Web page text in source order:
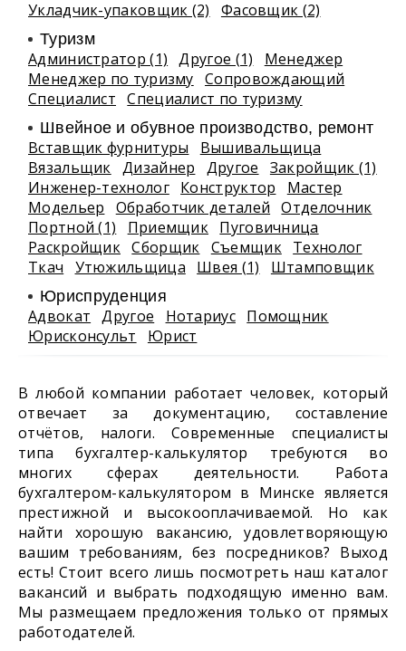
Укладчик-упаковщик (2) Фасовщик (2)
Туризм
Администратор (1) Другое (1)
Менеджер
Менеджер по туризму Сопровождающий
Специалист
Специалист по туризму
Швейное и обувное производство, ремонт
Вставщик фурнитуры
Вышивальщица
Вязальщик Дизайнер Другое
Закройщик (1)
Инженер-технолог Конструктор
Мастер
Модельер
Обработчик деталей
Отделочник
Портной (1)
Приемщик Пуговичница
Раскройщик Сборщик Съемщик Технолог
Ткач
Утюжильщица Швея (1) Штамповщик
Юриспруденция
Адвокат Другое Нотариус Помощник
Юрисконсульт
Юрист
В любой компании работает человек, который
отвечает за документацию, составление
отчётов, налоги. Современные специалисты
типа бухгалтер-калькулятор требуются во
многих сферах деятельности. Работа
бухгалтером-калькулятором в Минске является
престижной и высокооплачиваемой. Но как
найти хорошую вакансию, удовлетворяющую
вашим требованиям, без посредников? Выход
есть! Стоит всего лишь посмотреть наш каталог
вакансий и выбрать подходящую именно вам.
Мы размещаем предложения только от прямых
работодателей.